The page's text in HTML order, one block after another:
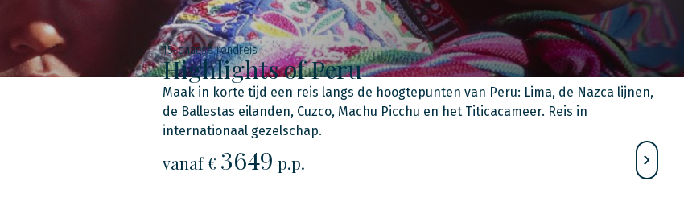
15-daagse rondreis
Highlights of Peru
Maak in korte tijd een reis langs de hoogtepunten van Peru: Lima, de Nazca lijnen,
de Ballestas eilanden, Cuzco, Machu Picchu en het Titicacameer. Reis in
internationaal gezelschap.
vanaf € 3649 p.p.